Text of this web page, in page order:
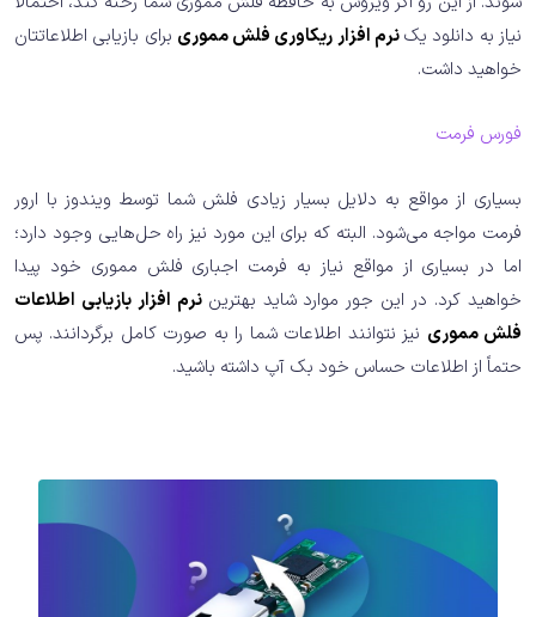
نیاز به دانلود یکنرم افزار ریکاوری فلش مموری برای بازیابی اطلاعاتتان
خواهید داشت.
فورس فرمت
بسیاری از مواقع به دلایل بسیار زیادی فلش شما توسط ویندوز با ارور
فرمت مواجه می‌شود. البته که برای این مورد نیز راه حل‌هایی وجود دارد؛
اما در بسیاری از مواقع نیاز به فرمت اجباری فلش مموری خود پیدا
خواهید کرد. در این جور موارد شاید بهترین نرم افزار بازیابی اطلاعات
فلش مموری نیز نتوانند اطلاعات شما را به صورت کامل برگردانند. پس
حتماً از اطلاعات حساس خود بک آپ داشته باشید.